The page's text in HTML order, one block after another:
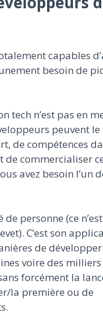
capables
besoin de
tech n’est pas en
peuvent
de compétences
de commercialiser
avez besoin l’un
personne (ce
C’est son
de
voire des
forcément la
la première ou de